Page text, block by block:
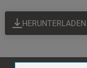
HERUNTERLADEN